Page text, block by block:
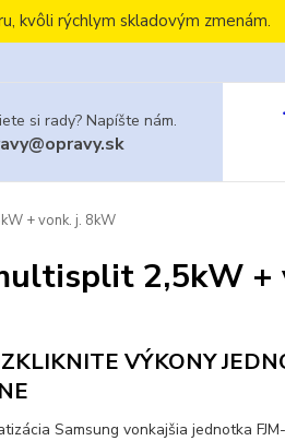
kvôli rýchlym skladovým zmenám.
si rady? Napíšte nám.
+ vonk. j. 8kW
2,5kW +
VÝKONY
Samsung vonkajšia jednotka